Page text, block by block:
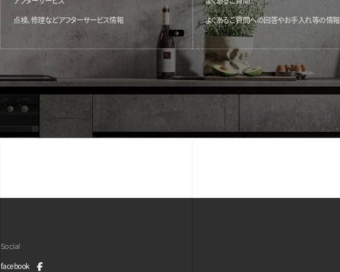
点検、修理などアフターサービス情報
よくあるご質問への回答やお手入れ等の情報
Social
facebook